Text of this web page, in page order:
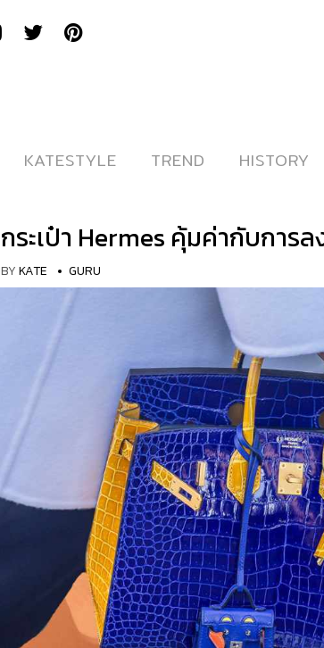
KATESTYLE
KATESTYLE TREND
TREND HISTORY
HISTORY
กระเป๋า Hermes คุ้มค่ากับการ
BYKATE GURU